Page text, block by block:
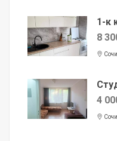
1-к
8
4